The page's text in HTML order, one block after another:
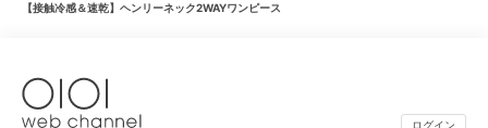
【接触冷感＆速乾】ヘンリーネック2WAYワンピース
ログイン